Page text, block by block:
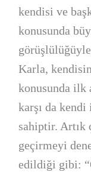
kendisi ve
konusunda
görüşlülüğüyle
Karla,
konusunda ilk
karşı da
sahiptir. Artık
geçirmeyi
edildiği gibi: